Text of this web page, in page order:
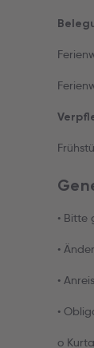
• Bitte
•
•
•
o